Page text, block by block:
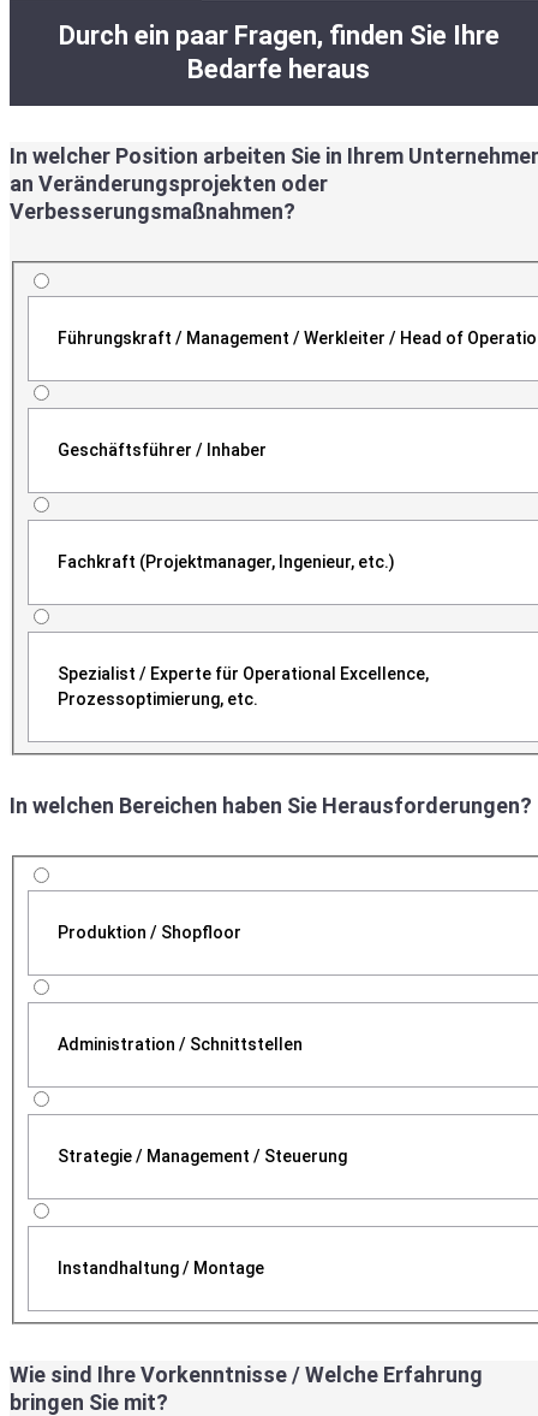
Durch ein paar Fragen, finden Sie Ihre
Bedarfe heraus
In welcher Position arbeiten Sie in Ihrem
an Veränderungsprojekten oder
Verbesserungsmaßnahmen?
Führungskraft / Management / Werkleiter / Head of
Geschäftsführer / Inhaber
Fachkraft (Projektmanager, Ingenieur, etc.)
Spezialist / Experte für Operational Excellence,
Prozessoptimierung, etc.
In welchen Bereichen haben Sie Herausforderungen?
Produktion / Shopfloor
Administration / Schnittstellen
Strategie / Management / Steuerung
Instandhaltung / Montage
Wie sind Ihre Vorkenntnisse / Welche Erfahrung
bringen Sie mit?